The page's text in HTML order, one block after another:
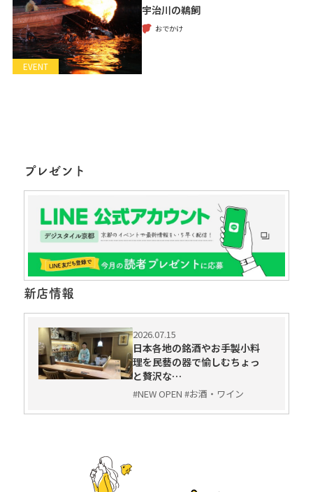
EVENT
宇治川の鵜飼
おでかけ
プレゼント
新店情報
2026.07.15
日本各地の銘酒やお手製小料
理を民藝の器で愉しむちょっ
と贅沢な…
#NEW OPEN #お酒・ワイン